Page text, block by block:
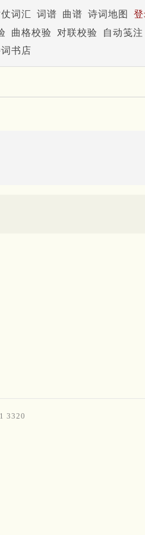
词汇 词谱 曲谱 诗词地图
曲格校验 对联校验
自动笺注
书店
3320